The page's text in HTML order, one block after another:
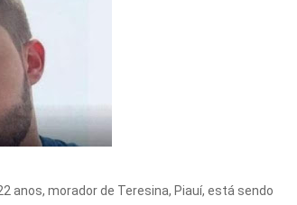
anos, morador de Teresina, Piauí, está sendo